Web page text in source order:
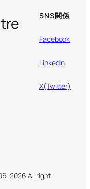
SNS関係
Facebook
LinkedIn
X(Twitter)
2026 All right